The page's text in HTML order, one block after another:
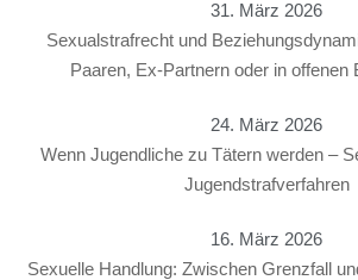
31. März 2026
Sexualstrafrecht und
Paaren, Ex-Partnern oder in offenen
24. März 2026
Wenn Jugendliche zu Tätern werden –
Jugendstrafverfahren
16. März 2026
Sexuelle Handlung: Zwischen Grenzfall